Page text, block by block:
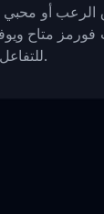
أو محبي
متاح
للتفاعل مع كلا النوعين.